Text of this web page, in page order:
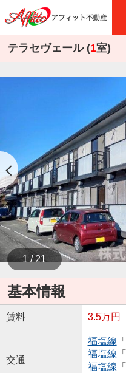
テラセヴェール (1室)
1 / 21
基本情報
賃料 3.5万円
交通
福塩線 「
福塩線 「
福塩線 「